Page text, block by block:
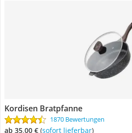
Kordisen Bratpfanne
1870 Bewertungen
ab 35,00 € ( Sofort lieferbar)